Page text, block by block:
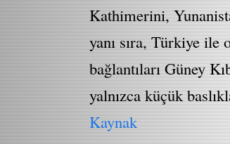
Kathimerini,
yanı sıra, Türkiye ile
bağlantıları Güney
yalnızca küçük
Kaynak